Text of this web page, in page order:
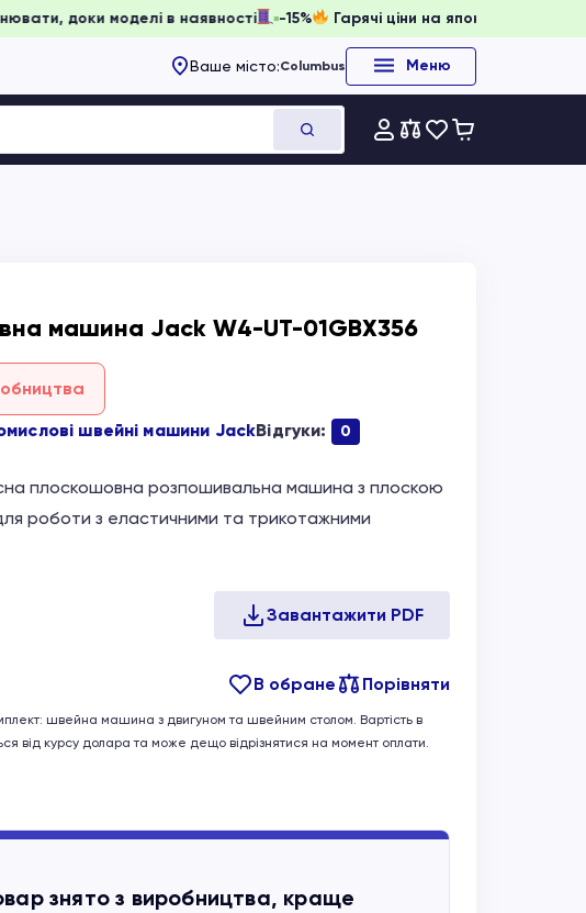
забронювати, доки моделі в наявності -15% Гарячі ціни на
Ваше місто:Columbus Меню
машина Jack W4-UT-01GBX356
швейні машини JackВідгуки: 0
плоскошовна розпошивальна машина з плоскою
роботи з еластичними та трикотажними
В обране Порівняти
швейна машина з двигуном та швейним столом. Вартість в
від курсу долара та може дещо відрізнятися на момент оплати.
знято з виробництва, краще